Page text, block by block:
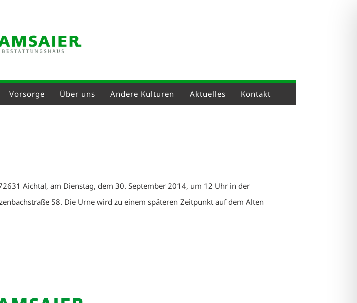
Vorsorge Über uns Andere Kulturen Aktuelles Kontakt
Aichtal, am Dienstag, dem 30. September 2014, um 12 Uhr in der
58. Die Urne wird zu einem späteren Zeitpunkt auf dem Alten